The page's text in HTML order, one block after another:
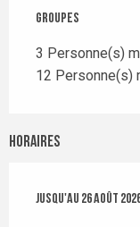
Groupes
Groupes
3 Personne(s)
12 Personne(s)
Horaires
Du8 juillet 2026 au
Jusqu'au 26 août